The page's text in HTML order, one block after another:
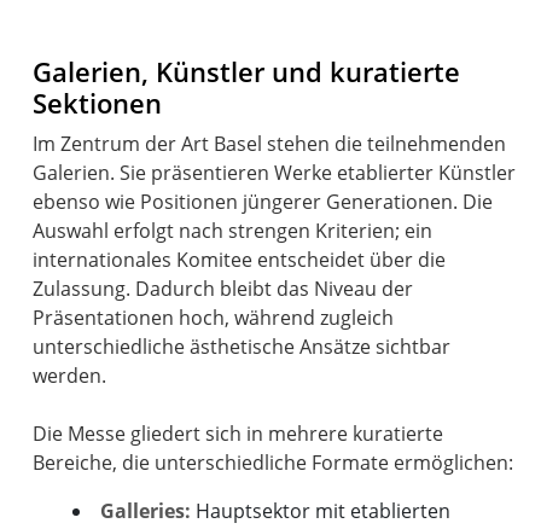
Galerien, Künstler und kuratierte
Sektionen
Im Zentrum der Art Basel stehen die teilnehmenden
Galerien. Sie präsentieren Werke etablierter Künstler
ebenso wie Positionen jüngerer Generationen. Die
Auswahl erfolgt nach strengen Kriterien; ein
internationales Komitee entscheidet über die
Zulassung. Dadurch bleibt das Niveau der
Präsentationen hoch, während zugleich
unterschiedliche ästhetische Ansätze sichtbar
werden.
Die Messe gliedert sich in mehrere kuratierte
Galleries: Hauptsektor mit etablierten